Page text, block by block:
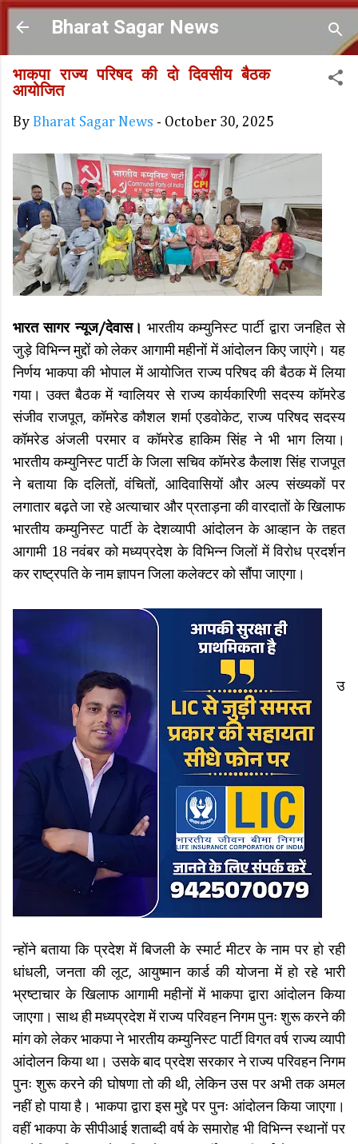
Skip to main content
Bharat Sagar News
भाकपा राज्य परिषद की दो दिवसीय बैठक
आयोजित
By Bharat Sagar News - October 30, 2025
भारत सागर न्यूज/देवास। भारतीय कम्युनिस्ट पार्टी द्वारा जनहित से
जुड़े विभिन्न मुद्दों को लेकर आगामी महीनों में आंदोलन किए जाएंगे। यह
निर्णय भाकपा की भोपाल में आयोजित राज्य परिषद की बैठक में लिया
गया। उक्त बैठक में ग्वालियर से राज्य कार्यकारिणी सदस्य कॉमरेड
संजीव राजपूत, कॉमरेड कौशल शर्मा एडवोकेट, राज्य परिषद सदस्य
कॉमरेड अंजली परमार व कॉमरेड हाकिम सिंह ने भी भाग लिया।
भारतीय कम्युनिस्ट पार्टी के जिला सचिव कॉमरेड कैलाश सिंह राजपूत
ने बताया कि दलितों, वंचितों, आदिवासियों और अल्प संख्यकों पर
लगातार बढ़ते जा रहे अत्याचार और प्रताड़ना की वारदातों के खिलाफ
भारतीय कम्युनिस्ट पार्टी के देशव्यापी आंदोलन के आव्हान के तहत
आगामी 18 नवंबर को मध्यप्रदेश के विभिन्न जिलों में विरोध प्रदर्शन
कर राष्ट्रपति के नाम ज्ञापन जिला कलेक्टर को सौंपा जाएगा।
उ
न्होंने बताया कि प्रदेश में बिजली के स्मार्ट मीटर के नाम पर हो रही
धांधली, जनता की लूट, आयुष्मान कार्ड की योजना में हो रहे भारी
भ्रष्टाचार के खिलाफ आगामी महीनों में भाकपा द्वारा आंदोलन किया
जाएगा। साथ ही मध्यप्रदेश में राज्य परिवहन निगम पुनः शुरू करने की
मांग को लेकर भाकपा ने भारतीय कम्युनिस्ट पार्टी विगत वर्ष राज्य व्यापी
आंदोलन किया था। उसके बाद प्रदेश सरकार ने राज्य परिवहन निगम
पुनः शुरू करने की घोषणा तो की थी, लेकिन उस पर अभी तक अमल
नहीं हो पाया है। भाकपा द्वारा इस मुद्दे पर पुनः आंदोलन किया जाएगा।
वहीं भाकपा के सीपीआई शताब्दी वर्ष के समारोह भी विभिन्न स्थानों पर